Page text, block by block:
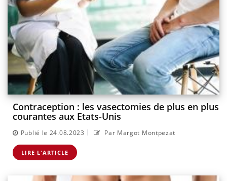
Contraception : les vasectomies de plus en plus
courantes aux Etats-Unis
Publié le 24.08.2023 | Par Margot Montpezat
LIRE L'ARTICLE